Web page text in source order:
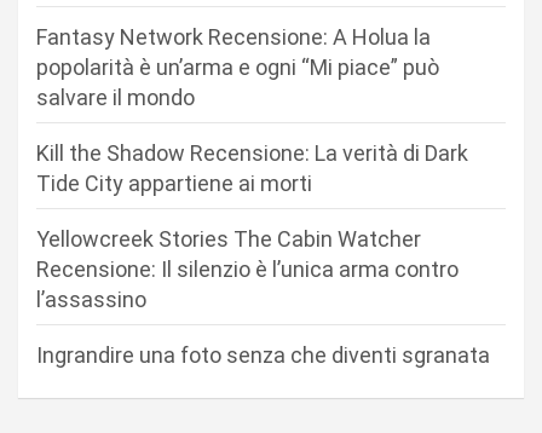
Fantasy Network Recensione: A Holua la
popolarità è un’arma e ogni “Mi piace” può
salvare il mondo
Kill the Shadow Recensione: La verità di Dark
Tide City appartiene ai morti
Yellowcreek Stories The Cabin Watcher
Recensione: Il silenzio è l’unica arma contro
l’assassino
Ingrandire una foto senza che diventi sgranata